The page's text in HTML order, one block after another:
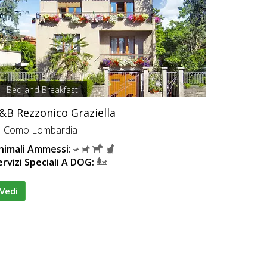
Bed and Breakfast
Rezzonico Graziella
Como Lombardia
Ammessi:
Speciali A DOG:
Vedi